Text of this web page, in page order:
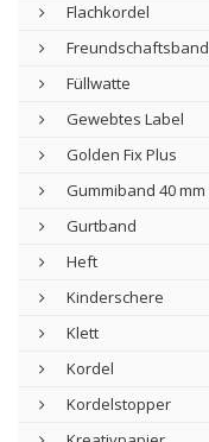
Flachkordel
Freundschaftsband
Füllwatte
Gewebtes Label
Golden Fix Plus
Gummiband 40 mm
Gurtband
Heft
Kinderschere
Klett
Kordel
Kordelstopper